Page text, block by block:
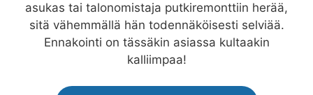
asukas tai talonomistaja putkiremonttiin herää,
sitä vähemmällä hän todennäköisesti selviää.
Ennakointi on tässäkin asiassa kultaakin
kalliimpaa!